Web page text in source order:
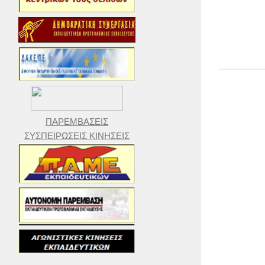
ΠΑΡΕΜΒΑΣΕΙΣ
ΣΥΣΠΕΙΡΩΣΕΙΣ ΚΙΝΗΣΕΙΣ